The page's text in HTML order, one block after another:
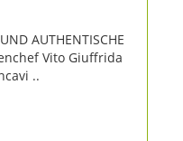
AUTHENTISCHE
Vito Giuffrida
..